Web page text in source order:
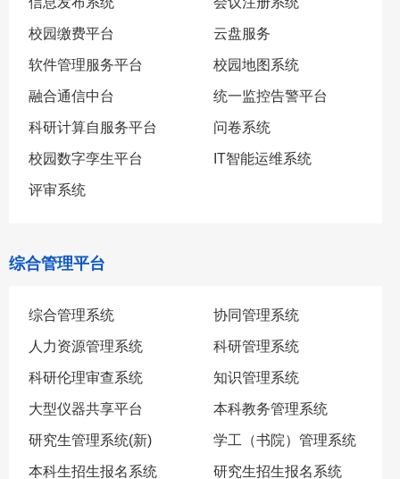
校园缴费平台 云盘服务
软件管理服务平台 校园地图系统
融合通信中台 统一监控告警平台
科研计算自服务平台 问卷系统
校园数字孪生平台 IT智能运维系统
评审系统
综合管理平台
综合管理系统 协同管理系统
人力资源管理系统 科研管理系统
科研伦理审查系统 知识管理系统
大型仪器共享平台 本科教务管理系统
研究生管理系统(新) 学工（书院）管理系统
本科生招生报名系统 研究生招生报名系统